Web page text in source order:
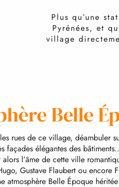
Plus qu’une
Pyrénées, et
village
Belle
rues de ce village, déambuler
façades élégantes des
l’âme de cette ville
Gustave Flaubert ou encore
atmosphère Belle Époque